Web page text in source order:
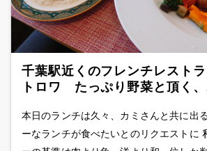
千葉駅近くのフレンチレスト
トロワ たっぷり野菜と頂く
本日のランチは久々、カミさんと共に出
ーなランチが食べたいとのリクエストに